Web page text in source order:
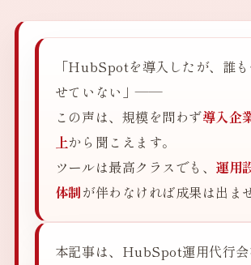
「HubSpotを導入したが、誰
せていない」——
この声は、規模を問わず導入企
上から聞こえます。
ツールは最高クラスでも、 運用
体制が伴わなければ成果は出ま
本記事は、HubSpot運用代行会